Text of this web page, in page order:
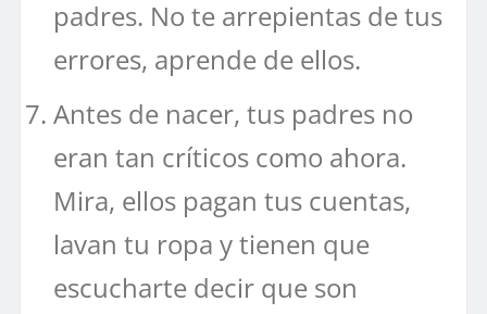
padres. No te arrepientas de tus
errores, aprende de ellos.
Antes de nacer, tus padres no
eran tan críticos como ahora.
Mira, ellos pagan tus cuentas,
lavan tu ropa y tienen que
escucharte decir que son